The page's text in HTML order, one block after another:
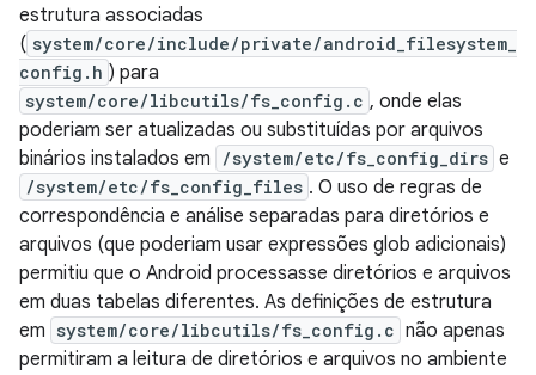
estrutura associadas
( system/core/include/private/android_filesystem_
config.h ) para
system/core/libcutils/fs_config.c , onde elas
poderiam ser atualizadas ou substituídas por arquivos
binários instalados em
/system/etc/fs_config_dirs e
/system/etc/fs_config_files . O uso de regras de
correspondência e análise separadas para diretórios e
arquivos (que poderiam usar expressões glob adicionais)
permitiu que o Android processasse diretórios e arquivos
em duas tabelas diferentes. As definições de estrutura
em system/core/libcutils/fs_config.c não apenas
permitiram a leitura de diretórios e arquivos no ambiente